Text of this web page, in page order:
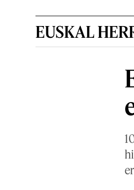
EUSKAL